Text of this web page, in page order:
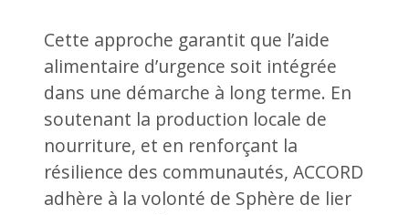
Cette approche garantit que l’aide
alimentaire d’urgence soit intégrée
dans une démarche à long terme. En
soutenant la production locale de
nourriture, et en renforçant la
résilience des communautés, ACCORD
adhère à la volonté de Sphère de lier